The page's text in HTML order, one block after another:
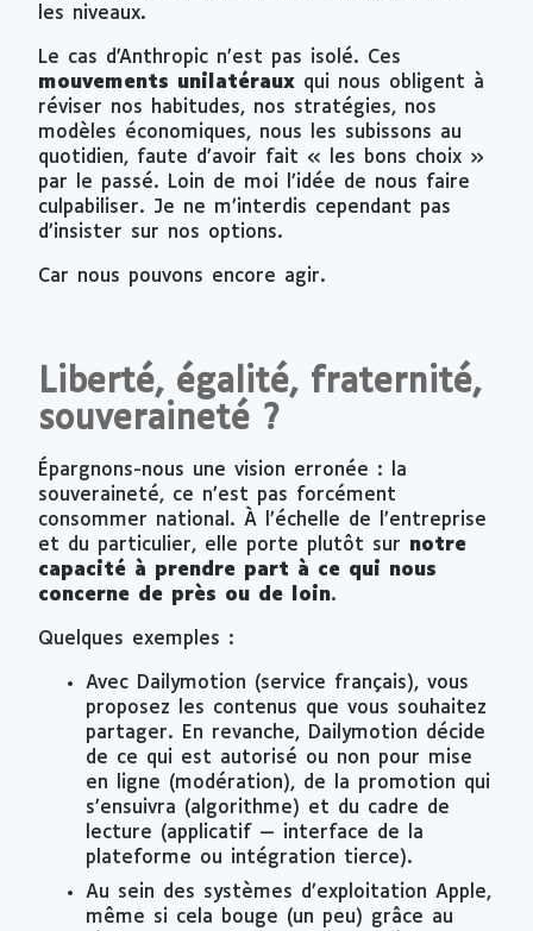
les niveaux.
Le cas d’Anthropic n’est pas isolé. Ces
mouvements unilatéraux qui nous obligent à
réviser nos habitudes, nos stratégies, nos
modèles économiques, nous les subissons au
quotidien, faute d’avoir fait « les bons choix »
par le passé. Loin de moi l’idée de nous faire
culpabiliser. Je ne m’interdis cependant pas
d’insister sur nos options.
Car nous pouvons encore agir.
Liberté, égalité, fraternité,
souveraineté ?
Épargnons-nous une vision erronée : la
souveraineté, ce n’est pas forcément
consommer national. À l’échelle de l’entreprise
et du particulier, elle porte plutôt sur notre
capacité à prendre part à ce qui nous
concerne de près ou de loin.
Quelques exemples :
Avec Dailymotion (service français), vous
proposez les contenus que vous souhaitez
partager. En revanche, Dailymotion décide
de ce qui est autorisé ou non pour mise
en ligne (modération), de la promotion qui
s’ensuivra (algorithme) et du cadre de
lecture (applicatif — interface de la
plateforme ou intégration tierce).
Au sein des systèmes d’exploitation Apple,
même si cela bouge (un peu) grâce au